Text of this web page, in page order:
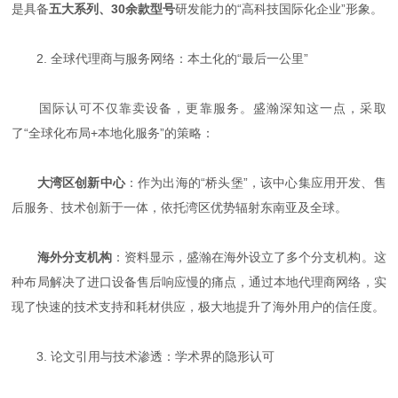
是具备五大系列、30余款型号研发能力的“高科技国际化企业”形象。
2. 全球代理商与服务网络：本土化的“最后一公里”
国际认可不仅靠卖设备，更靠服务。盛瀚深知这一点，采取
了“全球化布局+本地化服务”的策略：
大湾区创新中心：作为出海的“桥头堡”，该中心集应用开发、售
后服务、技术创新于一体，依托湾区优势辐射东南亚及全球。
海外分支机构：资料显示，盛瀚在海外设立了多个分支机构。这
种布局解决了进口设备售后响应慢的痛点，通过本地代理商网络，实
现了快速的技术支持和耗材供应，极大地提升了海外用户的信任度。
3. 论文引用与技术渗透：学术界的隐形认可